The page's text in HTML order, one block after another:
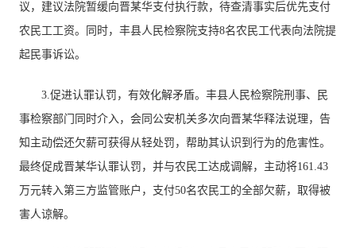
议，建议法院暂缓向晋某华支付执行款，待查清事实后优先支付
农民工工资。同时，丰县人民检察院支持8名农民工代表向法院提
起民事诉讼。
3.促进认罪认罚，有效化解矛盾。丰县人民检察院刑事、民
事检察部门同时介入，会同公安机关多次向晋某华释法说理，告
知主动偿还欠薪可获得从轻处罚，帮助其认识到行为的危害性。
最终促成晋某华认罪认罚，并与农民工达成调解，主动将161.43
万元转入第三方监管账户，支付50名农民工的全部欠薪，取得被
害人谅解。